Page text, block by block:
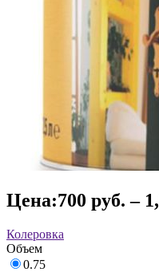
Цена:700 руб. –
Колеровка
Объем
0.75